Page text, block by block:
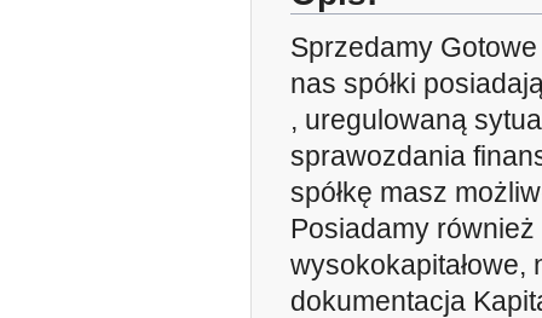
Sprzedamy
nas spółki
, uregulowaną
sprawozdania
spółkę masz
Posiadamy
wysokokapitałowe,
dokumentacja